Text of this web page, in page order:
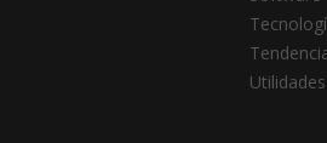
Utilidades